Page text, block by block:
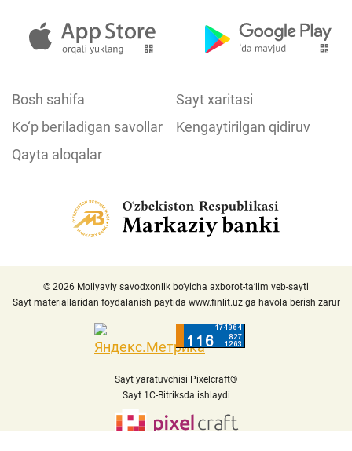
Bosh sahifa
Sayt xaritasi
Ko‘p beriladigan savollar
Kengaytirilgan qidiruv
Qayta aloqalar
© 2026 Moliyaviy savodxonlik bo‘yicha axborot-ta’lim veb-sayti
Sayt materiallaridan foydalanish paytida www.finlit.uzga havola berish zarur
Sayt yaratuvchisi Pixelcraft®
Sayt 1C-Bitriksda ishlaydi